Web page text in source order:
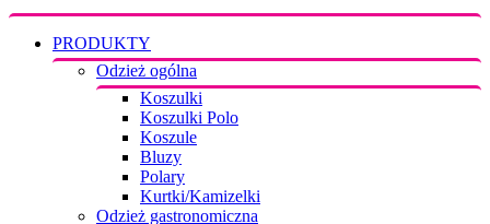
PRODUKTY
Odzież ogólna
Koszulki
Koszulki Polo
Koszule
Bluzy
Polary
Kurtki/Kamizelki
Odzież gastronomiczna